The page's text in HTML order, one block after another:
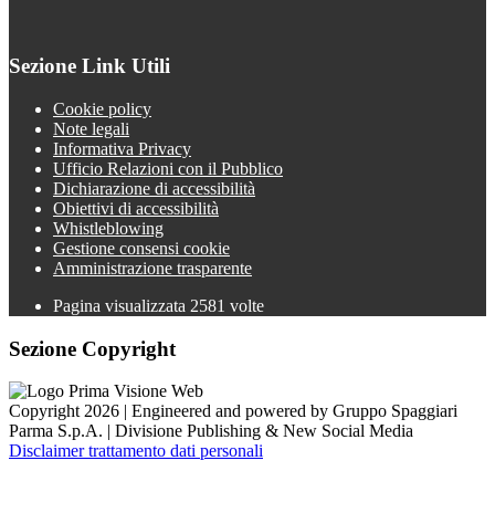
Sezione Link Utili
Cookie policy
Note legali
Informativa Privacy
Ufficio Relazioni con il Pubblico
Dichiarazione di accessibilità
Obiettivi di accessibilità
Whistleblowing
Gestione consensi cookie
Amministrazione trasparente
Pagina visualizzata 2581 volte
Sezione Copyright
Copyright 2026 | Engineered and powered by Gruppo Spaggiari
Parma S.p.A. | Divisione Publishing & New Social Media
Disclaimer trattamento dati personali